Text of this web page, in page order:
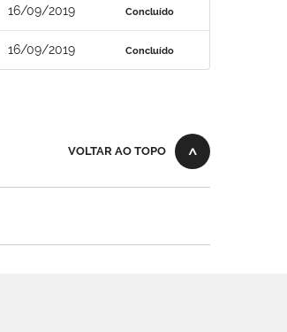
16/09/2019 Concluído
16/09/2019 Concluído
VOLTAR AO TOPO